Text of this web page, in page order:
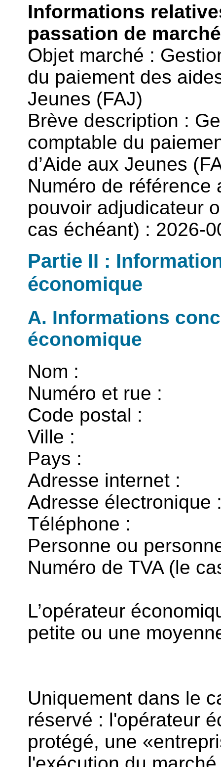
Informations
passation de marché
Objet marché :
du paiement des
Jeunes (FAJ)
Brève description :
comptable du
d’Aide aux Jeunes
Numéro de référence
pouvoir adjudicateur
cas échéant) : 2026-
Partie II :
économique
A. Informations
économique
Nom :
Numéro et rue :
Code postal :
Ville :
Pays :
Adresse internet :
Adresse électronique
Téléphone :
Personne ou
Numéro de TVA (le
L’opérateur
petite ou une
Uniquement dans le
réservé : l'opérateur
protégé, une